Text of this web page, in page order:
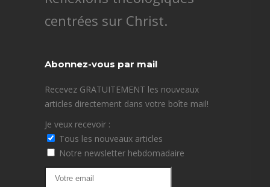
centrées sur Christ.
Abonnez-vous par mail
Recevez GRATUITEMENT les nouveaux
articles directement dans votre boîte mail!
Je veux recevoir :
Tous les nouveaux articles
Notre newsletter hebdomadaire